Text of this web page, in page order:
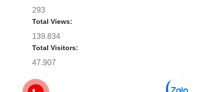
293
Total Views:
139.834
Total Visitors:
47.907